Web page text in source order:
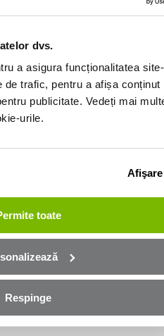
dvs.
a asigura funcționalitatea
de trafic, pentru a afișa conținut
publicitate. Vedeți mai
urile.
Afişare
toate
Respinge
bucură-te de
in cel mai scurt